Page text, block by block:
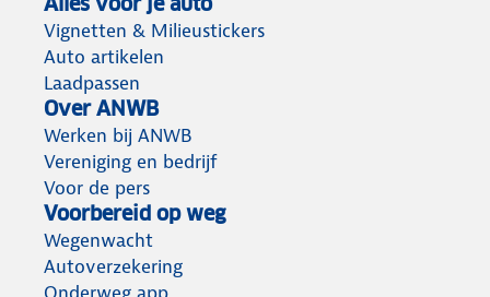
Vignetten & Milieustickers
Auto artikelen
Laadpassen
Over ANWB
Werken bij ANWB
Vereniging en bedrijf
Voor de pers
Voorbereid op weg
Wegenwacht
Autoverzekering
Onderweg app